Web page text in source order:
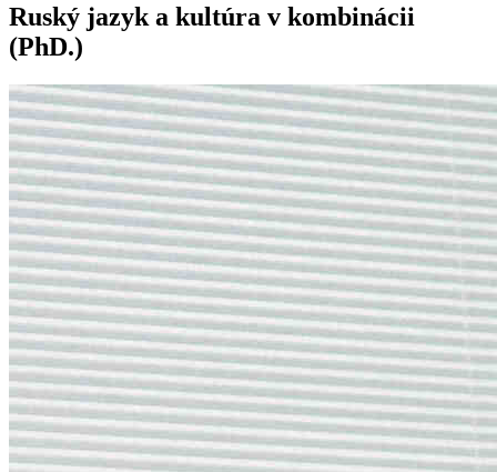
Ruský jazyk a kultúra v kombinácii
(PhD.)